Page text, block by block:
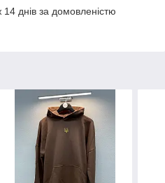
днів за домовленістю